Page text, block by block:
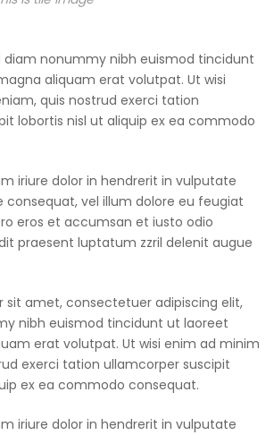
diam nonummy nibh euismod tincidunt
aliquam erat volutpat. Ut wisi
quis nostrud exerci tation
lobortis nisl ut aliquip ex ea commodo
iriure dolor in hendrerit in vulputate
consequat, vel illum dolore eu feugiat
eros et accumsan et iusto odio
praesent luptatum zzril delenit augue
sit amet, consectetuer adipiscing elit,
nibh euismod tincidunt ut laoreet
erat volutpat. Ut wisi enim ad minim
exerci tation ullamcorper suscipit
ex ea commodo consequat.
iriure dolor in hendrerit in vulputate